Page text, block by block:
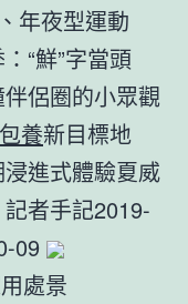
、年夜型運動
“鮮”字當頭
侶圈的小眾觀
包養新目標地
進式體驗夏威
記者手記2019-
09
處景